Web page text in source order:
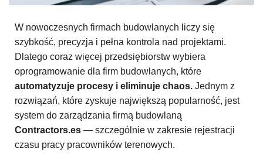
W nowoczesnych firmach budowlanych liczy się
szybkość, precyzja i pełna kontrola nad projektami.
Dlatego coraz więcej przedsiębiorstw wybiera
oprogramowanie dla firm budowlanych, które
automatyzuje procesy i eliminuje chaos. Jednym z
rozwiązań, które zyskuje największą popularność, jest
system do zarządzania firmą budowlaną
Contractors.es — szczególnie w zakresie rejestracji
czasu pracy pracowników terenowych.